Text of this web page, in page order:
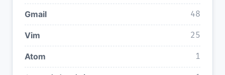
Gmail 48
Vim 25
Atom 1